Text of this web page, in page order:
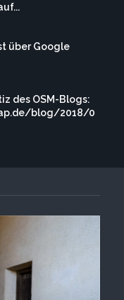
über Google
des OSM-Blogs:
blog/2018/0